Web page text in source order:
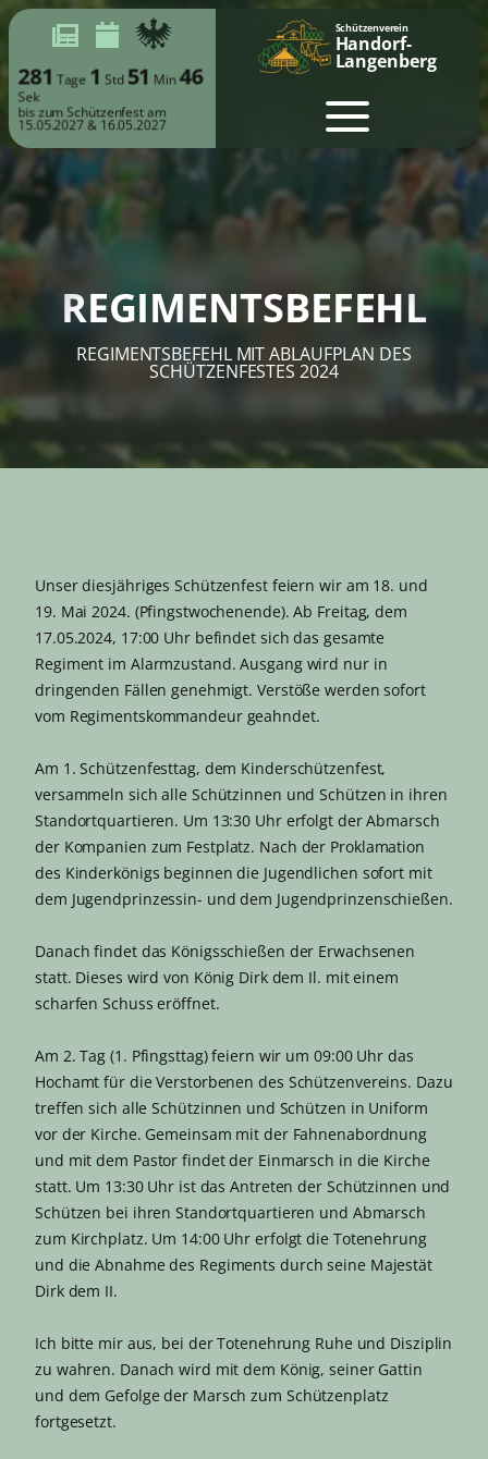
Schützenverein
Handorf-
Langenberg
281 Tage 1 Std 51 Min46
Sek
bis zum Schützenfest am
15.05.2027 & 16.05.2027
REGIMENTSBEFEHL
REGIMENTSBEFEHL MIT ABLAUFPLAN DES
SCHÜTZENFESTES 2024
Unser diesjähriges Schützenfest feiern wir am 18. und
19. Mai 2024. (Pfingstwochenende). Ab Freitag, dem
17.05.2024, 17:00 Uhr befindet sich das gesamte
Regiment im Alarmzustand. Ausgang wird nur in
dringenden Fällen genehmigt. Verstöße werden sofort
vom Regimentskommandeur geahndet.
Am 1. Schützenfesttag, dem Kinderschützenfest,
versammeln sich alle Schützinnen und Schützen in ihren
Standortquartieren. Um 13:30 Uhr erfolgt der Abmarsch
der Kompanien zum Festplatz. Nach der Proklamation
des Kinderkönigs beginnen die Jugendlichen sofort mit
dem Jugendprinzessin- und dem Jugendprinzenschießen.
Danach findet das Königsschießen der Erwachsenen
statt. Dieses wird von König Dirk dem Il. mit einem
scharfen Schuss eröffnet.
Am 2. Tag (1. Pfingsttag) feiern wir um 09:00 Uhr das
Hochamt für die Verstorbenen des Schützenvereins. Dazu
treffen sich alle Schützinnen und Schützen in Uniform
vor der Kirche. Gemeinsam mit der Fahnenabordnung
und mit dem Pastor findet der Einmarsch in die Kirche
statt. Um 13:30 Uhr ist das Antreten der Schützinnen und
Schützen bei ihren Standortquartieren und Abmarsch
zum Kirchplatz. Um 14:00 Uhr erfolgt die Totenehrung
und die Abnahme des Regiments durch seine Majestät
Dirk dem II.
Ich bitte mir aus, bei der Totenehrung Ruhe und Disziplin
zu wahren. Danach wird mit dem König, seiner Gattin
und dem Gefolge der Marsch zum Schützenplatz
fortgesetzt.